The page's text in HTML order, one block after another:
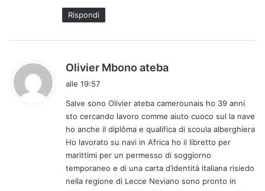
Rispondi
Olivier Mbono ateba
e
t
t
o
:
alle 19:57
Salve sono Olivier ateba camerounais ho 39 anni
sto cercando lavoro comme aiuto cuoco sul la nave
ho anche il diplôma e qualifica di scoula alberghiera
Ho lavorato su navi in ​​Africa ho il libretto per
marittimi per un permesso di soggiorno
temporaneo e di una carta d’identità italiana risiedo
nella regione di Lecce Neviano sono pronto in